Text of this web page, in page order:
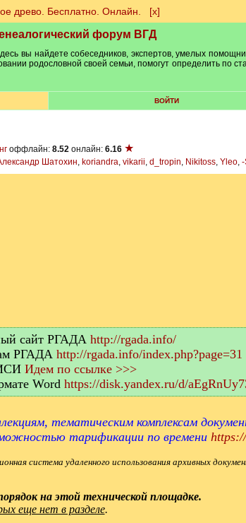
древо. Бесплатно. Онлайн. [х]
форум ВГД
вы найдете собеседников, экспертов, умелых
родословной своей семьи, помогут определить по
ВОЙТИ
оффлайн: 8.52 онлайн: 6.16 ★
Шатохин, koriandra, vikarii, d_tropin, Nikitoss, Yleo, -
сайт РГАДА http://rgada.info/
РГАДА http://rgada.info/index.php?page=31
Идем по ссылке >>>
Word https://disk.yandex.ru/d/
тематическим комплексам
тарификации по времени
система удаленного использования архивных
на этой технической площадке.
еще нет в разделе.